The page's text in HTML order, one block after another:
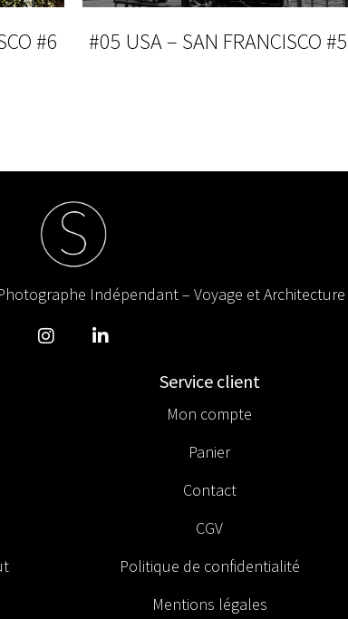
#6 #05 USA – SAN FRANCISCO #5
Indépendant – Voyage et Architecture
Service client
Mon compte
Panier
Contact
CGV
Politique de confidentialité
Mentions légales